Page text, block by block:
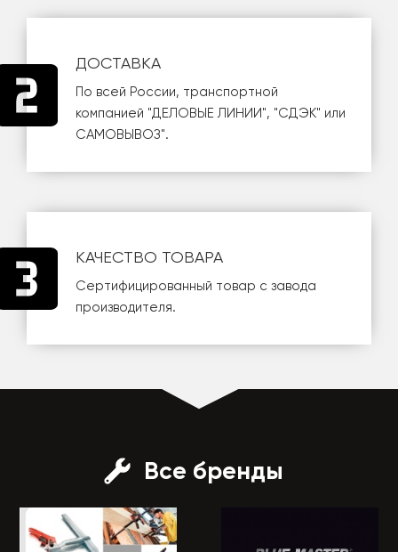
ДОСТАВКА
По всей России, транспортной
компанией "ДЕЛОВЫЕ ЛИНИИ", "СДЭК" или
САМОВЫВОЗ".
КАЧЕСТВО ТОВАРА
Сертифицированный товар с завода
производителя.
Все бренды